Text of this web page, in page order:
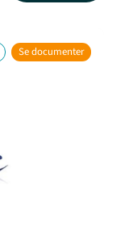
Se documenter